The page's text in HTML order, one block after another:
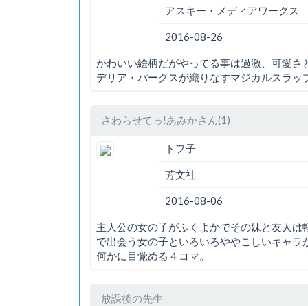
アスキー・メディアワークス
2016-08-26
かわいい絵柄だがやってる事は過激、可愛
デリア・パークスが織りなすマジカルスラッ
さわらせてっ!あみかさん(1)
トフ子
芳文社
2016-08-06
主人公の女の子がふくよかでその妹と友人
で出会う女の子といろいろややこしいキャ
何かに目覚める４コマ。
放課後の先生